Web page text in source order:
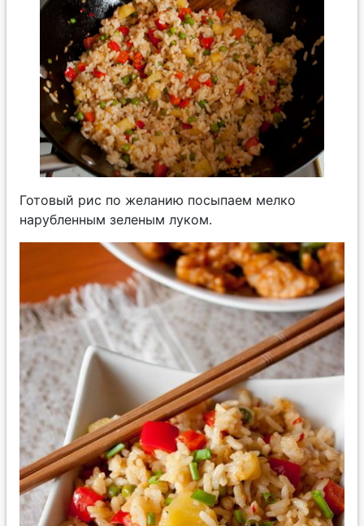
Готовый рис по желанию посыпаем мелко
нарубленным зеленым луком.